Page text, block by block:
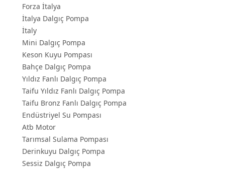
Forza İtalya
İtalya Dalgıç Pompa
İtaly
Mini Dalgıç Pompa
Keson Kuyu Pompası
Bahçe Dalgıç Pompa
Yıldız Fanlı Dalgıç Pompa
Taifu Yıldız Fanlı Dalgıç Pompa
Taifu Bronz Fanlı Dalgıç Pompa
Endüstriyel Su Pompası
Atb Motor
Tarımsal Sulama Pompası
Derinkuyu Dalgıç Pompa
Sessiz Dalgıç Pompa